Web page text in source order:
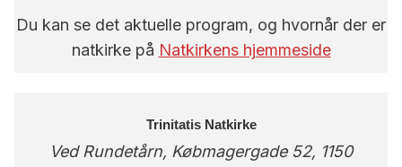
Du kan se det aktuelle program, og hvornår der er
natkirke på Natkirkens hjemmeside
Trinitatis Natkirke
Ved Rundetårn, Købmagergade 52, 1150